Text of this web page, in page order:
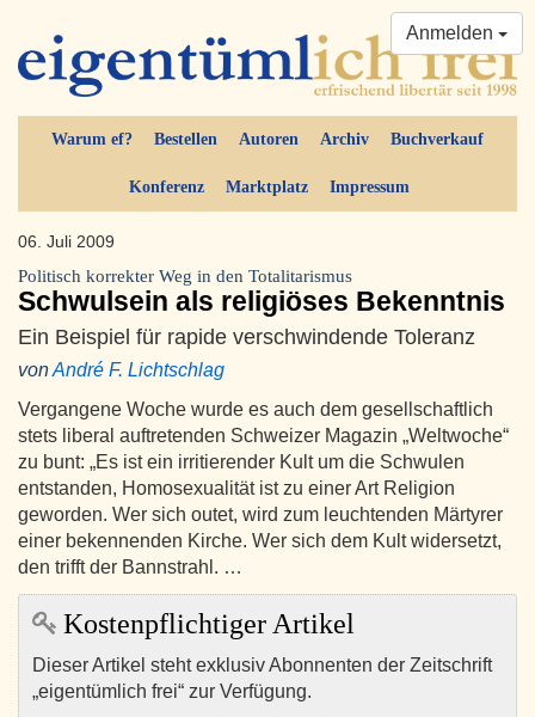
Warum ef? Bestellen Autoren Archiv Buchverkauf
Konferenz Marktplatz Impressum
Anmelden
06. Juli 2009
Politisch korrekter Weg in den Totalitarismus
Schwulsein als religiöses Bekenntnis
Ein Beispiel für rapide verschwindende Toleranz
vonAndré F. Lichtschlag
Vergangene Woche wurde es auch dem gesellschaftlich
stets liberal auftretenden Schweizer Magazin „Weltwoche“
zu bunt: „Es ist ein irritierender Kult um die Schwulen
entstanden, Homosexualität ist zu einer Art Religion
geworden. Wer sich outet, wird zum leuchtenden Märtyrer
einer bekennenden Kirche. Wer sich dem Kult widersetzt,
den trifft der Bannstrahl. …
Kostenpflichtiger Artikel
Dieser Artikel steht exklusiv Abonnenten der Zeitschrift
„eigentümlich frei“ zur Verfügung.